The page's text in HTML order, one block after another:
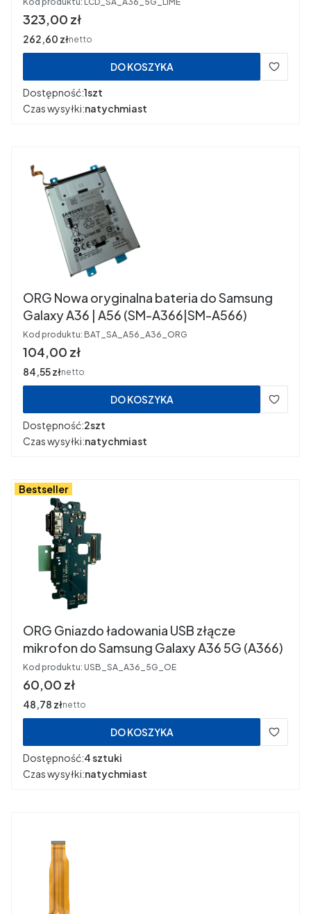
Cena
323,00 zł
Cena
262,60 złnetto
DO KOSZYKA
Dostępność:1szt
Czas wysyłki:natychmiast
ORG Nowa oryginalna bateria do Samsung
Galaxy A36 | A56 (SM-A366|SM-A566)
Kod produktu: BAT_SA_A56_A36_ORG
Cena
104,00 zł
Cena
84,55 złnetto
DO KOSZYKA
Dostępność:2szt
Czas wysyłki:natychmiast
Bestseller
ORG Gniazdo ładowania USB złącze
mikrofon do Samsung Galaxy A36 5G (A366)
Kod produktu: USB_SA_A36_5G_OE
Cena
60,00 zł
Cena
48,78 złnetto
DO KOSZYKA
Dostępność:4 sztuki
Czas wysyłki:natychmiast